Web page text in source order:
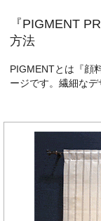
『PIGMENT
方法
PIGMENTとは『顔
ージです。繊細なデ